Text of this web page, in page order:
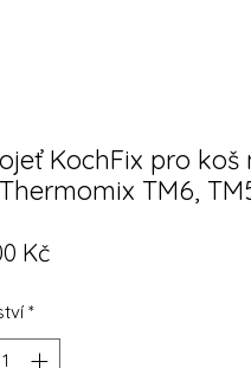
KochFix pro koš
TM6,
KčCena
*